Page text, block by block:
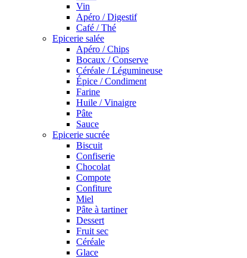
Vin
Apéro / Digestif
Café / Thé
Epicerie salée
Apéro / Chips
Bocaux / Conserve
Céréale / Légumineuse
Épice / Condiment
Farine
Huile / Vinaigre
Pâte
Sauce
Epicerie sucrée
Biscuit
Confiserie
Chocolat
Compote
Confiture
Miel
Pâte à tartiner
Dessert
Fruit sec
Céréale
Glace